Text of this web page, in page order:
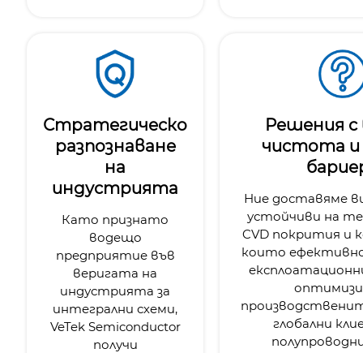
Стратегическо
разпознаване
на
индустрията
Като признато
водещо
предприятие във
веригата на
индустрията за
интегрални схеми,
VeTek Semiconductor
получи
Решения с
чистота и
Ние доставяме
устойчиви на
CVD покрития и
които
глобални